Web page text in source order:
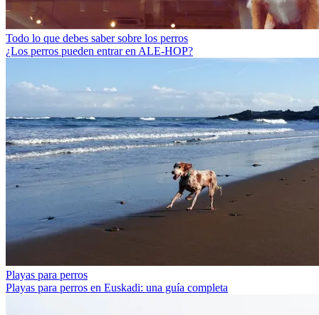
Todo lo que debes saber sobre los perros
¿Los perros pueden entrar en ALE-HOP?
Playas para perros
Playas para perros en Euskadi: una guía completa